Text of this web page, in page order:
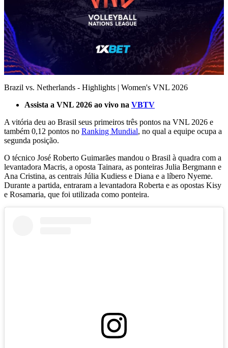
of
minutes,
seconds
Brazil vs. Netherlands - Highlights | Women's VNL 2026
Assista a VNL 2026 ao vivo na VBTV
A vitória deu ao Brasil seus primeiros três pontos na VNL 2026 e
também 0,12 pontos no Ranking Mundial, no qual a equipe ocupa a
segunda posição.
O técnico José Roberto Guimarães mandou o Brasil à quadra com a
levantadora Macris, a oposta Tainara, as ponteiras Julia Bergmann e
Ana Cristina, as centrais Júlia Kudiess e Diana e a líbero Nyeme.
Durante a partida, entraram a levantadora Roberta e as opostas Kisy
e Rosamaria, que foi utilizada como ponteira.